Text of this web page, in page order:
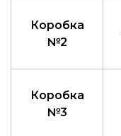
Коробка
№2
Коробка
№3